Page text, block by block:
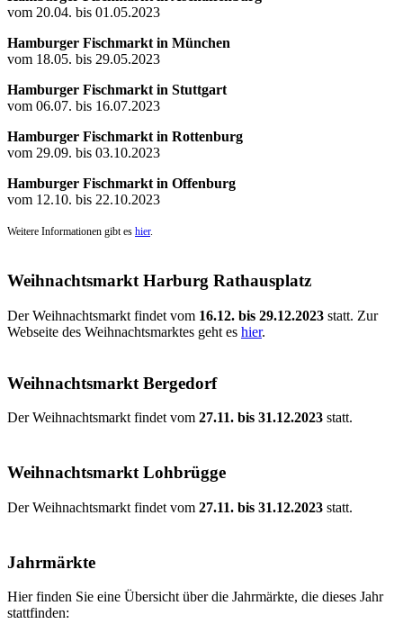
vom 20.04. bis 01.05.2023
Hamburger Fischmarkt in München
vom 18.05. bis 29.05.2023
Hamburger Fischmarkt in Stuttgart
vom 06.07. bis 16.07.2023
Hamburger Fischmarkt in Rottenburg
vom 29.09. bis 03.10.2023
Hamburger Fischmarkt in Offenburg
vom 12.10. bis 22.10.2023
Weitere Informationen gibt es hier.
Weihnachtsmarkt Harburg Rathausplatz
Der Weihnachtsmarkt findet vom 16.12. bis 29.12.2023 statt. Zur
Webseite des Weihnachtsmarktes geht es hier.
Weihnachtsmarkt Bergedorf
Der Weihnachtsmarkt findet vom 27.11. bis 31.12.2023 statt.
Weihnachtsmarkt Lohbrügge
Der Weihnachtsmarkt findet vom 27.11. bis 31.12.2023 statt.
Jahrmärkte
Hier finden Sie eine Übersicht über die Jahrmärkte, die dieses Jahr
stattfinden: